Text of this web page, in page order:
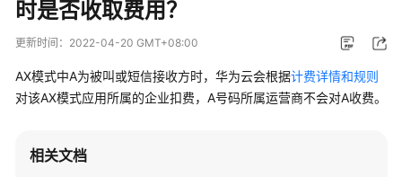
介
价
格
说
时是否收取费用？
更新时间： 2022-04-20 GMT+08:00
AX模式中A为被叫或短信接收方时，华为云会根据计费详情和规则
对该AX模式应用所属的企业扣费，A号码所属运营商不会对A收费。
相关文档